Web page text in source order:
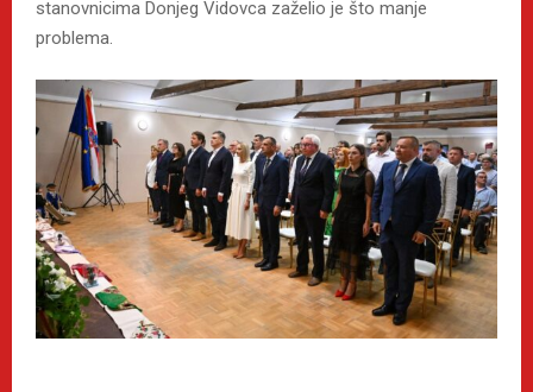
stanovnicima Donjeg Vidovca zaželio je što manje
problema.